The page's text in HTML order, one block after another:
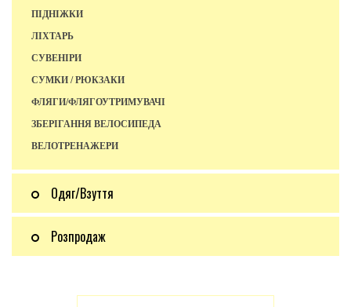
ПІДНІЖКИ
ЛІХТАРЬ
СУВЕНІРИ
СУМКИ / РЮКЗАКИ
ФЛЯГИ/ФЛЯГОУТРИМУВАЧІ
ЗБЕРІГАННЯ ВЕЛОСИПЕДА
ВЕЛОТРЕНАЖЕРИ
Одяг/Взуття
Розпродаж